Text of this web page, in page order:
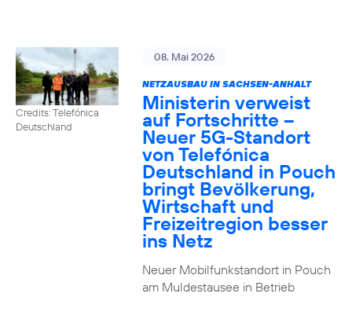
Credits: Telefónica
Deutschland
08. Mai 2026
NETZAUSBAU IN SACHSEN-ANHALT
Ministerin verweist
auf Fortschritte –
Neuer 5G-Standort
von Telefónica
Deutschland in Pouch
bringt Bevölkerung,
Wirtschaft und
Freizeitregion besser
ins Netz
Neuer Mobilfunkstandort in Pouch
am Muldestausee in Betrieb